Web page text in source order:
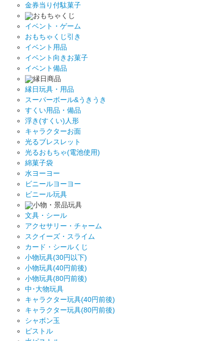
金券当り付駄菓子
おもちゃくじ
イベント・ゲーム
おもちゃくじ引き
イベント用品
イベント向きお菓子
イベント備品
縁日商品
縁日玩具・用品
スーパーボール&うきうき
すくい用品・備品
浮き(すくい)人形
キャラクターお面
光るブレスレット
光るおもちゃ(電池使用)
綿菓子袋
水ヨーヨー
ビニールヨーヨー
ビニール玩具
小物・景品玩具
文具・シール
アクセサリー・チャーム
スクイーズ・スライム
カード・シールくじ
小物玩具(30円以下)
小物玩具(40円前後)
小物玩具(80円前後)
中･大物玩具
キャラクター玩具(40円前後)
キャラクター玩具(80円前後)
シャボン玉
ピストル